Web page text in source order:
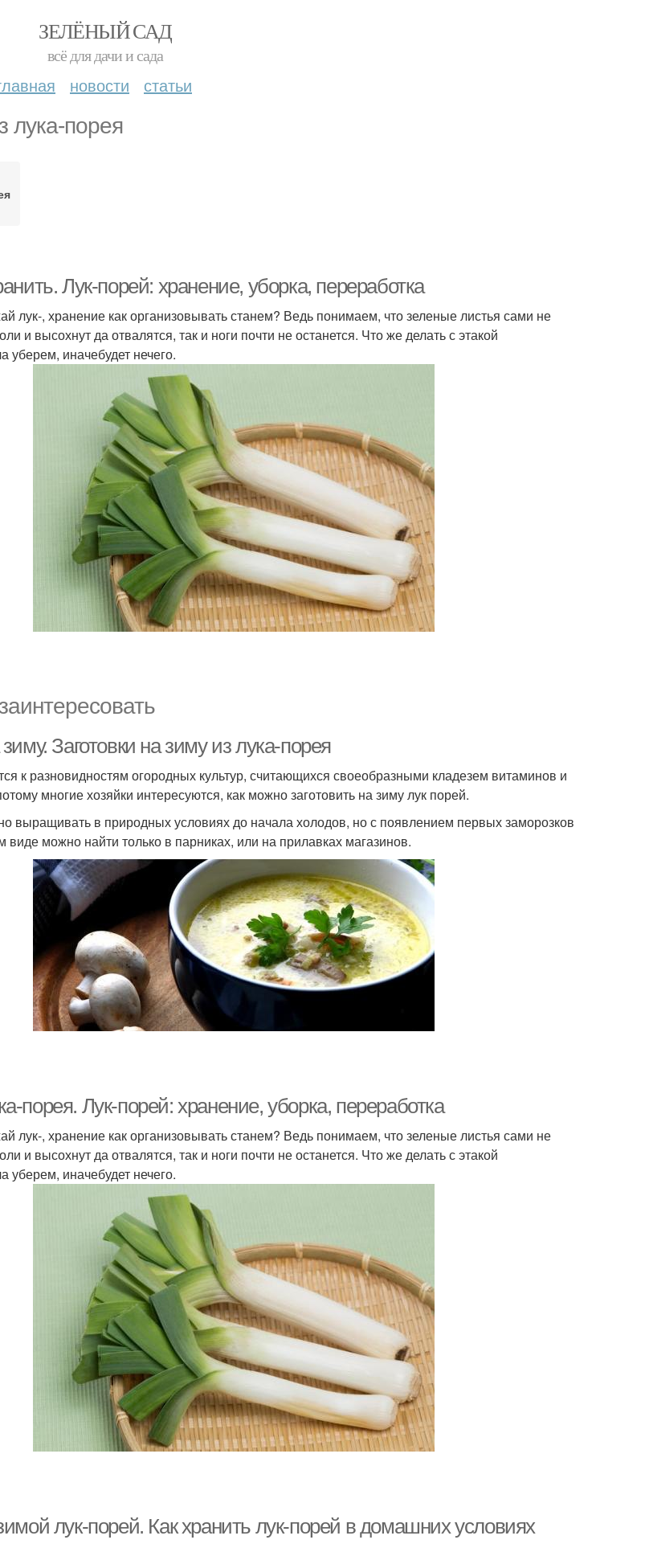
ЗЕЛЁНЫЙ САД
всё для дачи и сада
новости статьи
лука-порея
Лук-порей: хранение, уборка, переработка
лук-, хранение как организовывать станем? Ведь понимаем, что зеленые листья сами не
и высохнут да отвалятся, так и ноги почти не останется. Что же делать с этакой
уберем, иначебудет нечего.
Заготовки на зиму из лука-порея
к разновидностям огородных культур, считающихся своеобразными кладезем витаминов и
многие хозяйки интересуются, как можно заготовить на зиму лук порей.
выращивать в природных условиях до начала холодов, но с появлением первых заморозков
виде можно найти только в парниках, или на прилавках магазинов.
порея. Лук-порей: хранение, уборка, переработка
лук-, хранение как организовывать станем? Ведь понимаем, что зеленые листья сами не
и высохнут да отвалятся, так и ноги почти не останется. Что же делать с этакой
уберем, иначебудет нечего.
лук-порей. Как хранить лук-порей в домашних условиях